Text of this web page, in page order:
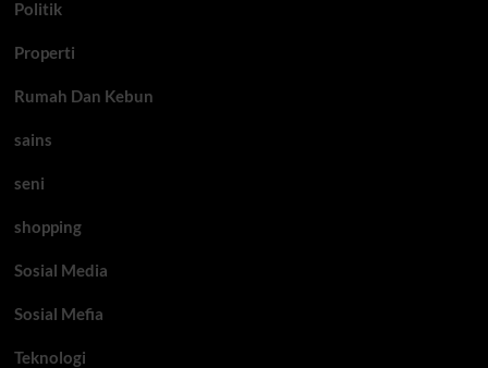
Politik
Properti
Rumah Dan Kebun
sains
seni
shopping
Sosial Media
Sosial Mefia
Teknologi